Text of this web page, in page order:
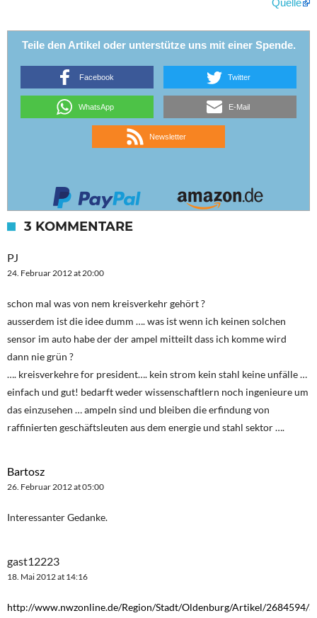
Teile den Artikel oder unterstütze uns mit einer Spende.
Facebook Twitter
WhatsApp E-Mail
Newsletter
3 KOMMENTARE
PJ
24. Februar 2012 at 20:00
schon mal was von nem kreisverkehr gehört ?
ausserdem ist die idee dumm …. was ist wenn ich keinen solchen
sensor im auto habe der der ampel mitteilt dass ich komme wird
dann nie grün ?
…. kreisverkehre for president…. kein strom kein stahl keine unfälle …
einfach und gut! bedarft weder wissenschaftlern noch ingenieure um
das einzusehen … ampeln sind und bleiben die erfindung von
raffinierten geschäftsleuten aus dem energie und stahl sektor ….
Bartosz
26. Februar 2012 at 05:00
Interessanter Gedanke.
gast12223
18. Mai 2012 at 14:16
http://www.nwzonline.de/Region/Stadt/Oldenburg/Artikel/2684594/